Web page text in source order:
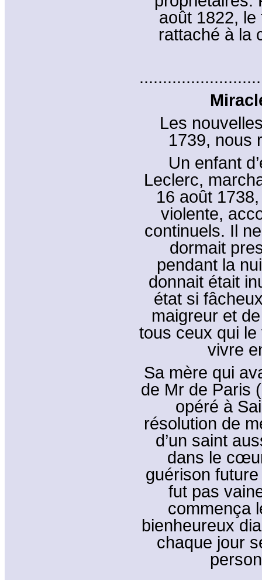
août 1822,
rattaché à la
Les
1739, nous
Un enfant
Leclerc,
16 août
violente,
continuels. Il
dormait
pendant la
donnait était
état si
maigreur et
tous ceux qui le
vivre
Sa mère qui
de Mr de Paris
opéré à
résolution de
d’un saint
dans le
guérison
fut pas
commença
bienheureux
chaque jour